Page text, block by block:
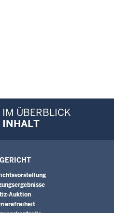
im Überblick:
IM ÜBERBLICK
INHALT
Auktion